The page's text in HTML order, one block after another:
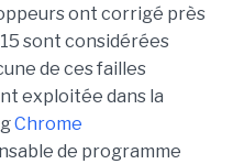
ont corrigé près
sont considérées
de ces failles
exploitée dans la
Chrome
de programme